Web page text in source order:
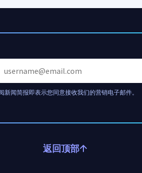
新闻简报即表示您同意接收我们的营销电子邮件。
返回顶部